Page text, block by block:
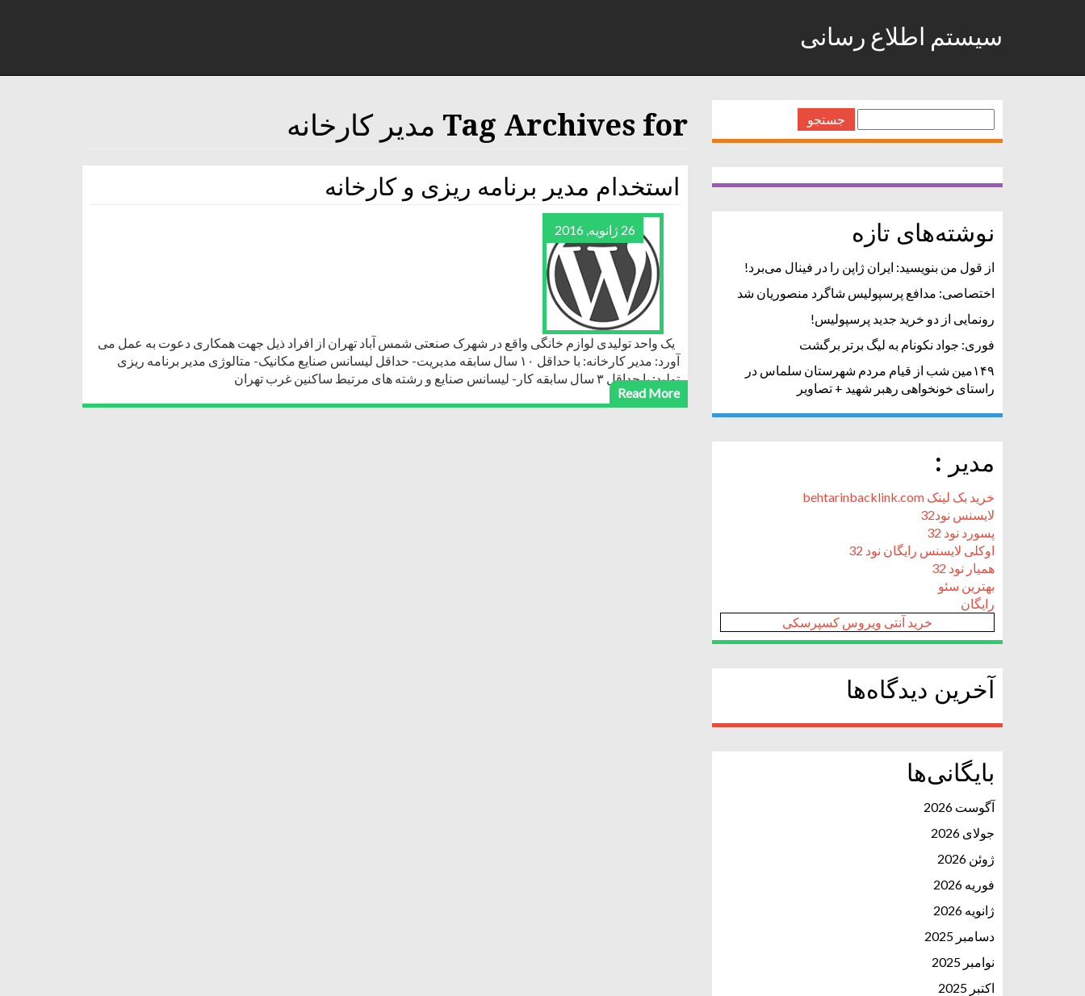
سیستم اطلاع رسانی
Tag Archives for مدیر کارخانه
استخدام مدیر برنامه ریزی و کارخانه
26 ژانویه, 2016
یک واحد تولیدی لوازم خانگی واقع در شهرک صنعتی شمس آباد تهران از افراد ذیل جهت همکاری دعوت به عمل می
آورد: مدیر کارخانه: با حداقل ۱۰ سال سابقه مدیریت- حداقل لیسانس صنایع مکانیک- متالوژی مدیر برنامه ریزی
تولید: با حداقل ۳ سال سابقه کار- لیسانس صنایع و رشته های مرتبط ساکنین غرب تهران
Read More
برای:
نوشته‌های تازه
از قول من بنویسید: ایران ژاپن را در فینال می‌برد!
اختصاصی: مدافع پرسپولیس شاگرد منصوریان شد
رونمایی از دو خرید جدید پرسپولیس!
فوری: جواد نکونام به لیگ برتر برگشت
۱۴۹مین شب از قیام مردم شهرستان سلماس در
راستای خونخواهی رهبر شهید + تصاویر
مدیر :
خرید بک لینک behtarinbacklink.com
لایسنس نود32
پسورد نود 32
اوکلی لایسنس رایگان نود 32
همیار نود 32
بهترین سئو
رایگان
خرید آنتی ویروس کسپرسکی
آخرین دیدگاه‌ها
بایگانی‌ها
آگوست 2026
جولای 2026
ژوئن 2026
فوریه 2026
ژانویه 2026
دسامبر 2025
نوامبر 2025
اکتبر 2025